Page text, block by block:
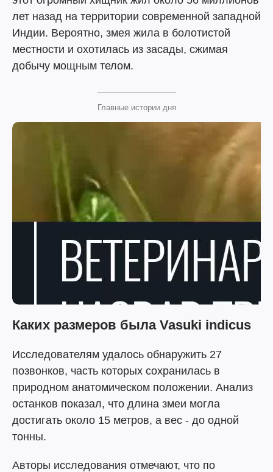
лет назад на территории современной западной
Индии. Вероятно, змея жила в болотистой
местности и охотилась из засады, сжимая
добычу мощным телом.
Главные истории дня
Каких размеров была Vasuki indicus
Исследователям удалось обнаружить 27
позвонков, часть которых сохранилась в
природном анатомическом положении. Анализ
останков показал, что длина змеи могла
достигать около 15 метров, а вес - до одной
тонны.
Авторы исследования отмечают, что по